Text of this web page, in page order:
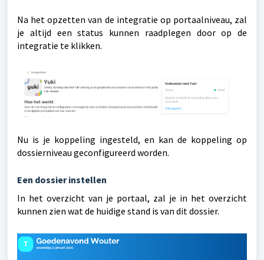
Na het opzetten van de integratie op portaalniveau, zal
je altijd een status kunnen raadplegen door op de
integratie te klikken.
Nu is je koppeling ingesteld, en kan de koppeling op
dossierniveau geconfigureerd worden.
Een dossier instellen
In het overzicht van je portaal, zal je in het overzicht
kunnen zien wat de huidige stand is van dit dossier.